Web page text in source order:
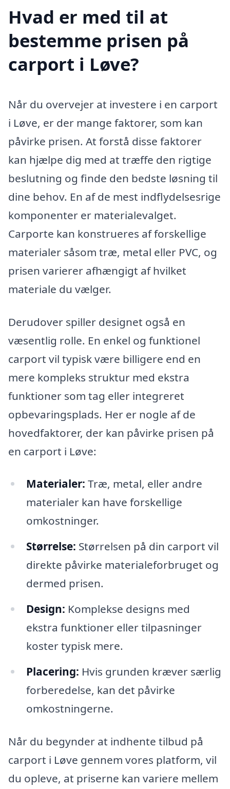
Hvad er med til at
bestemme prisen på
carport i Løve?
Når du overvejer at investere i en carport
i Løve, er der mange faktorer, som kan
påvirke prisen. At forstå disse faktorer
kan hjælpe dig med at træffe den rigtige
beslutning og finde den bedste løsning til
dine behov. En af de mest indflydelsesrige
komponenter er materialevalget.
Carporte kan konstrueres af forskellige
materialer såsom træ, metal eller PVC, og
prisen varierer afhængigt af hvilket
materiale du vælger.
Derudover spiller designet også en
væsentlig rolle. En enkel og funktionel
carport vil typisk være billigere end en
mere kompleks struktur med ekstra
funktioner som tag eller integreret
opbevaringsplads. Her er nogle af de
hovedfaktorer, der kan påvirke prisen på
en carport i Løve:
Materialer: Træ, metal, eller andre
materialer kan have forskellige
omkostninger.
Størrelse: Størrelsen på din carport vil
direkte påvirke materialeforbruget og
dermed prisen.
Design: Komplekse designs med
ekstra funktioner eller tilpasninger
koster typisk mere.
Placering: Hvis grunden kræver særlig
forberedelse, kan det påvirke
omkostningerne.
Når du begynder at indhente tilbud på
carport i Løve gennem vores platform, vil
du opleve, at priserne kan variere mellem